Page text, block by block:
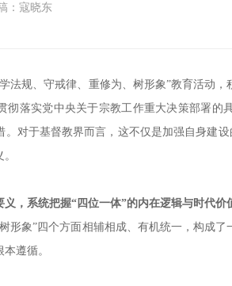
：寇晓东
法规、守戒律、重修为、树形象”教育活动
彻落实党中央关于宗教工作重大决策部署的
对于基督教界而言，这不仅是加强自身建
，系统把握“四位一体”的内在逻辑与时代价
形象”四个方面相辅相成、有机统一，构成
遵循。